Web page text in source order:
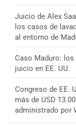
Juicio de Alex
los casos de
al entorno de
Caso Maduro:
juicio en EE. UU.
Congreso de EE.
más de USD
administrado por